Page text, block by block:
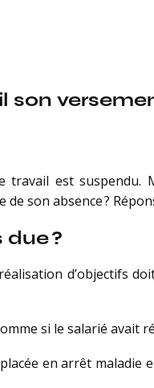
son
est suspendu.
son absence ?
?
d’objectifs
si le salarié avait
en arrêt maladie